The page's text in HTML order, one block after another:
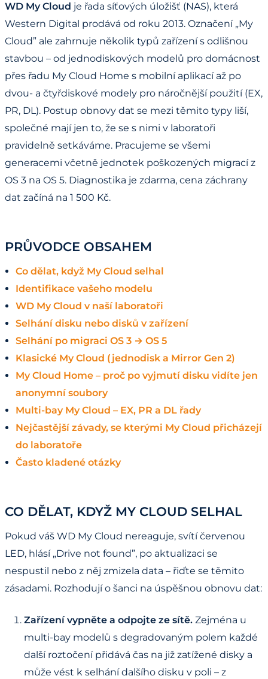
WD My Cloud je řada síťových úložišť (NAS), která
Western Digital prodává od roku 2013. Označení „My
Cloud” ale zahrnuje několik typů zařízení s odlišnou
stavbou – od jednodiskových modelů pro domácnost
přes řadu My Cloud Home s mobilní aplikací až po
dvou- a čtyřdiskové modely pro náročnější použití (EX,
PR, DL). Postup obnovy dat se mezi těmito typy liší,
společné mají jen to, že se s nimi v laboratoři
pravidelně setkáváme. Pracujeme se všemi
generacemi včetně jednotek poškozených migrací z
OS 3 na OS 5. Diagnostika je zdarma, cena záchrany
dat začíná na 1 500 Kč.
PRŮVODCE OBSAHEM
Co dělat, když My Cloud selhal
Identifikace vašeho modelu
WD My Cloud v naší laboratoři
Selhání disku nebo disků v zařízení
Selhání po migraci OS 3 → OS 5
Klasické My Cloud (jednodisk a Mirror Gen 2)
My Cloud Home – proč po vyjmutí disku vidíte jen
anonymní soubory
Multi-bay My Cloud – EX, PR a DL řady
Nejčastější závady, se kterými My Cloud přicházejí
do laboratoře
Často kladené otázky
CO DĚLAT, KDYŽ MY CLOUD SELHAL
Pokud váš WD My Cloud nereaguje, svítí červenou
LED, hlásí „Drive not found”, po aktualizaci se
nespustil nebo z něj zmizela data – řiďte se těmito
zásadami. Rozhodují o šanci na úspěšnou obnovu dat:
Zařízení vypněte a odpojte ze sítě. Zejména u
multi-bay modelů s degradovaným polem každé
další roztočení přidává čas na již zatížené disky a
může vést k selhání dalšího disku v poli – z